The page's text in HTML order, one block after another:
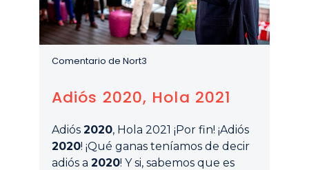
Comentario de Nort3
Adiós 2020, Hola 2021
Adiós 2020, Hola 2021 ¡Por fin! ¡Adiós
2020! ¡Qué ganas teníamos de decir
adiós a 2020! Y si, sabemos que es